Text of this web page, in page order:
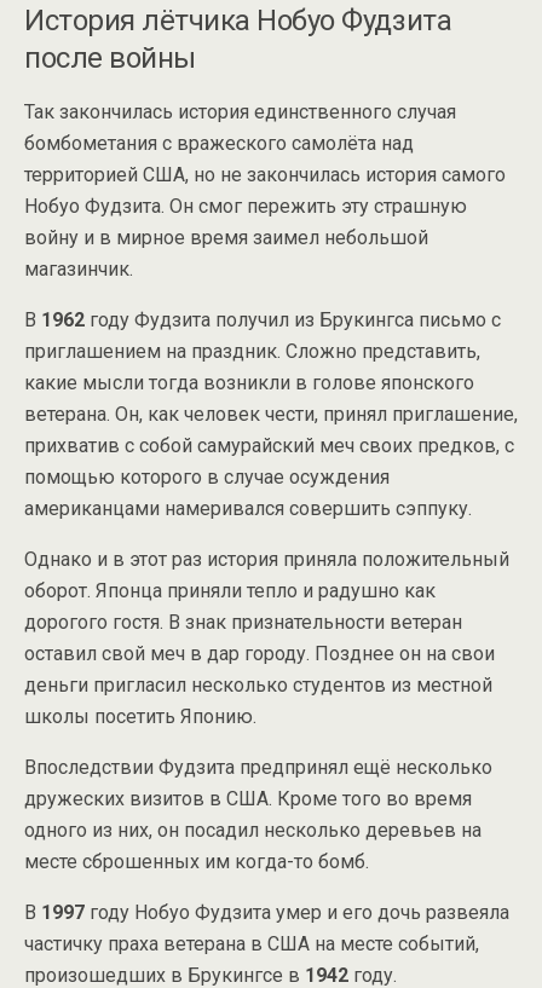
История лётчика Нобуо Фудзита
после войны
Так закончилась история единственного случая
бомбометания с вражеского самолёта над
территорией США, но не закончилась история самого
Нобуо Фудзита. Он смог пережить эту страшную
войну и в мирное время заимел небольшой
магазинчик.
В 1962 году Фудзита получил из Брукингса письмо с
приглашением на праздник. Сложно представить,
какие мысли тогда возникли в голове японского
ветерана. Он, как человек чести, принял приглашение,
прихватив с собой самурайский меч своих предков, с
помощью которого в случае осуждения
американцами намеривался совершить сэппуку.
Однако и в этот раз история приняла положительный
оборот. Японца приняли тепло и радушно как
дорогого гостя. В знак признательности ветеран
оставил свой меч в дар городу. Позднее он на свои
деньги пригласил несколько студентов из местной
школы посетить Японию.
Впоследствии Фудзита предпринял ещё несколько
дружеских визитов в США. Кроме того во время
одного из них, он посадил несколько деревьев на
месте сброшенных им когда-то бомб.
В 1997 году Нобуо Фудзита умер и его дочь развеяла
частичку праха ветерана в США на месте событий,
произошедших в Брукингсе в 1942 году.